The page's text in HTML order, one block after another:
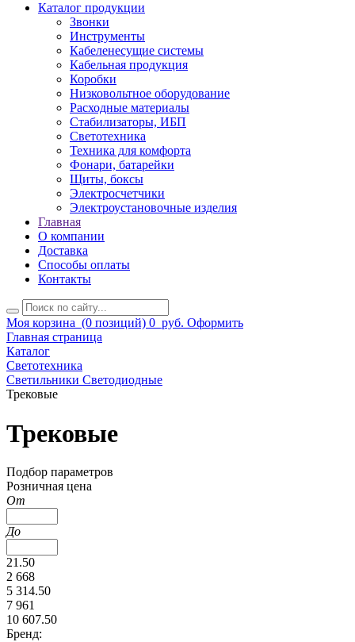
Каталог продукции
Звонки
Инструменты
Кабеленесущие системы
Кабельная продукция
Коробки
Низковольтное оборудование
Расходные материалы
Стабилизаторы, ИБП
Светотехника
Техника для комфорта
Фонари, батарейки
Щиты, боксы
Электросчетчики
Электроустановочные изделия
Главная
О компании
Доставка
Способы оплаты
Контакты
Моя корзина (0 позиций) 0 руб. Оформить
Главная страница
Каталог
Светотехника
Светильники Светодиодные
Трековые
Трековые
Подбор параметров
Розничная цена
От
До
21.50
2 668
5 314.50
7 961
10 607.50
Бренд: